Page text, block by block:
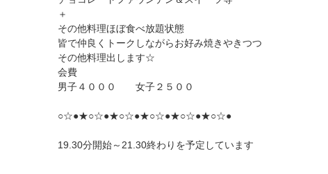
＋
その他料理ほぼ食べ放題状態
皆で仲良くトークしながらお好み焼きやきつつ
その他料理出します☆
会費
男子４０００ 女子２５００
○☆●★○☆●★○☆●★○☆●★○☆●★○☆●
19.30分開始～21.30終わりを予定しています